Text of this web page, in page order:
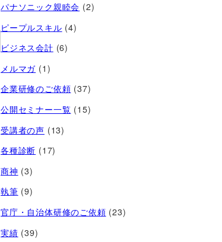
パナソニック親睦会 (2)
ピープルスキル (4)
ビジネス会計 (6)
メルマガ (1)
企業研修のご依頼 (37)
公開セミナー一覧 (15)
受講者の声 (13)
各種診断 (17)
商神 (3)
執筆 (9)
官庁・自治体研修のご依頼 (23)
実績 (39)